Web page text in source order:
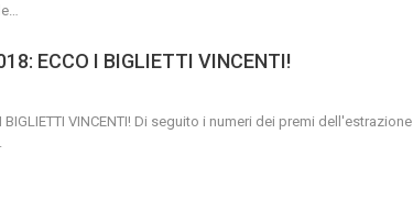
ECCO I BIGLIETTI VINCENTI!
VINCENTI! Di seguito i numeri dei premi dell'estrazione